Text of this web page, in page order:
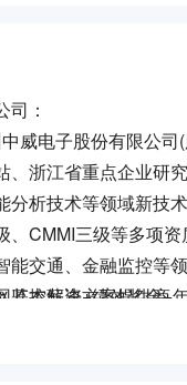
：
威电子股份有限公
、浙江省重点企业研
分析技术等领域新技
、CMMI三级等多项
能交通、金融监控等
监控解决方案提供商
基本薪资+绩效奖金+